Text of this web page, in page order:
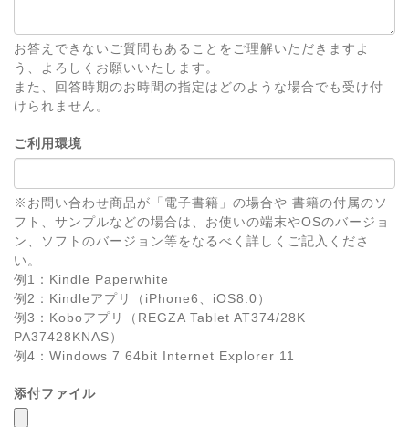
お答えできないご質問もあることをご理解いただきますよ
う、よろしくお願いいたします。
また、回答時期のお時間の指定はどのような場合でも受け付
けられません。
ご利用環境
※お問い合わせ商品が「電子書籍」の場合や 書籍の付属のソ
フト、サンプルなどの場合は、お使いの端末やOSのバージョ
ン、ソフトのバージョン等をなるべく詳しくご記入くださ
い。
例1：Kindle Paperwhite
例2：Kindleアプリ（iPhone6、iOS8.0）
例3：Koboアプリ（REGZA Tablet AT374/28K
PA37428KNAS）
例4：Windows 7 64bit Internet Explorer 11
添付ファイル